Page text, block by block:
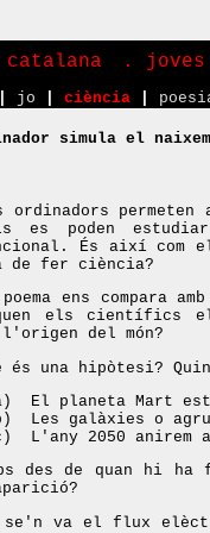
.
jo ciència
simula el
ordinadors
es poden estudiar
És així com
de fer ciència?
ens compara
els científics
l'origen del món?
és una hipòtesi?
El planeta Mart
Les galàxies o
L'any 2050 anirem
des de quan hi ha
va el flux